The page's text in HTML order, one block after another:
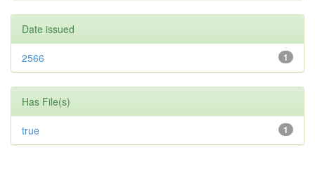
Date issued
1
2566
Has File(s)
1
true